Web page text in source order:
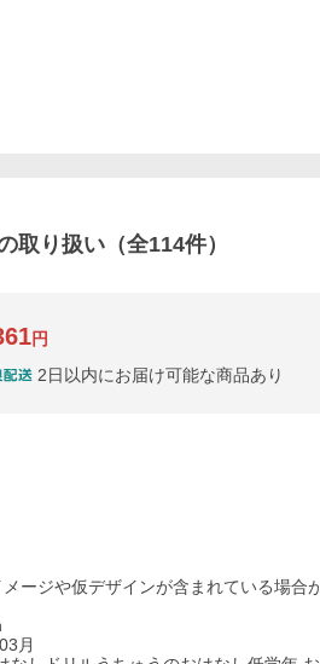
取り扱い（全114件）
円
2日以内にお届け可能な商品あり
ージや仮デザインが含まれている場合
月